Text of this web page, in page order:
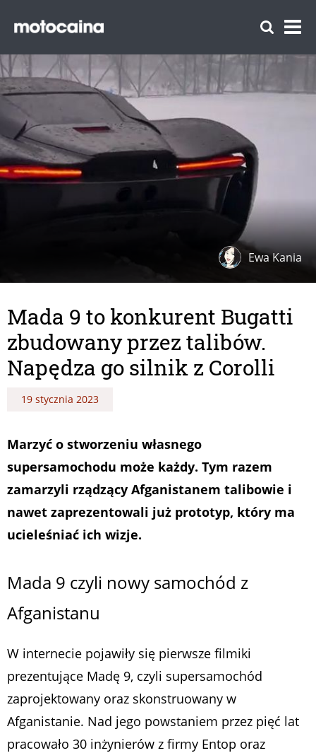
Ewa Kania
Mada 9 to konkurent Bugatti
zbudowany przez talibów.
Napędza go silnik z Corolli
19 stycznia 2023
Marzyć o stworzeniu własnego
supersamochodu może każdy. Tym razem
zamarzyli rządzący Afganistanem talibowie i
nawet zaprezentowali już prototyp, który ma
ucieleśniać ich wizje.
Mada 9 czyli nowy samochód z
Afganistanu
W internecie pojawiły się pierwsze filmiki
prezentujące Madę 9, czyli supersamochód
zaprojektowany oraz skonstruowany w
Afganistanie. Nad jego powstaniem przez pięć lat
pracowało 30 inżynierów z firmy Entop oraz